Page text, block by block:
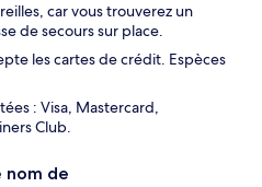
car vous trouverez un
de secours sur place.
les cartes de crédit. Espèces
: Visa, Mastercard,
Club.
nom de